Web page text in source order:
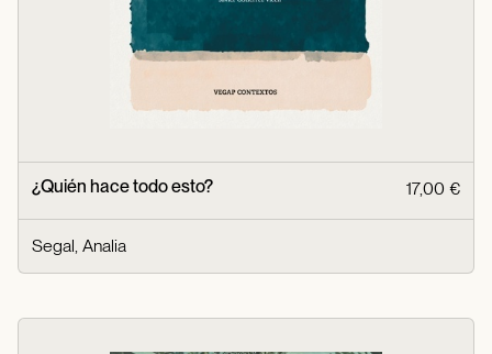
¿Quién hace todo esto? 17,00 €
Segal, Analia